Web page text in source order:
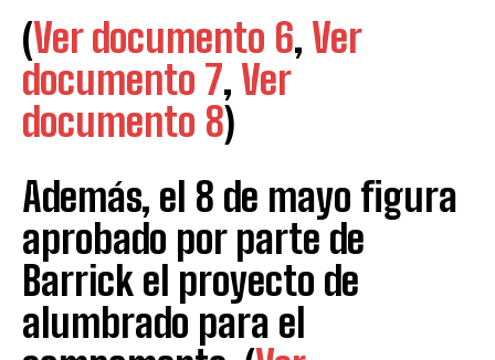
(Ver documento 6, Ver
documento 7, Ver
documento 8)
Además, el 8 de mayo figura
aprobado por parte de
Barrick el proyecto de
alumbrado para el